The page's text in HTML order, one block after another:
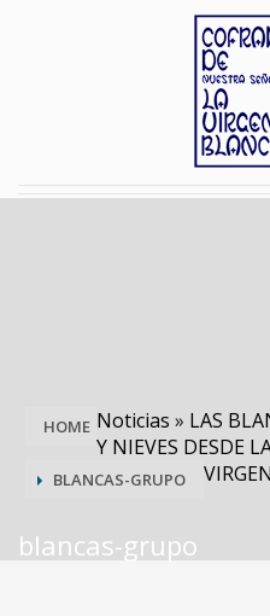
HOME Noticias » LAS
Y NIEVES DESDE
BLANCAS-GRUPO
blancas-grupo